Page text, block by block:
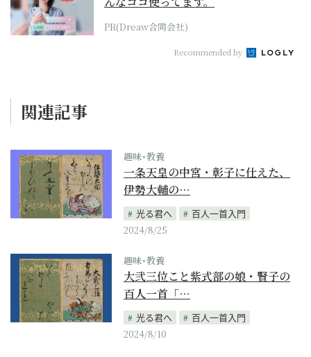
PR(Dreaw合同会社)
Recommended by
関連記事
趣味･教養
一条天皇の中宮・彰子に仕えた、
伊勢大輔の…
光る君へ
百人一首入門
2024/8/25
趣味･教養
大弐三位こと紫式部の娘・賢子の
百人一首「…
光る君へ
百人一首入門
2024/8/10